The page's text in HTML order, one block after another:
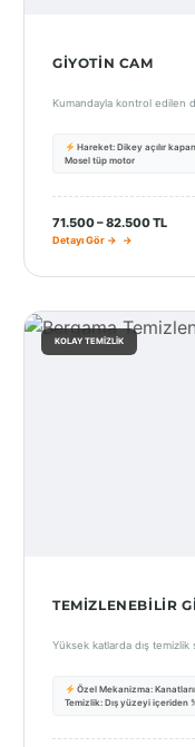
GIYOTIN CAM
Kumandayla kontrol edilen
Hareket: Dikey açılır
Mosel tüp motor
71.500 – 82.500 TL
Detayı Gör →
KOLAY TEMIZLIK
TEMIZLENEBILIR
Yüksek katlarda dış
Özel Mekanizma:
Temizlik: Dış yüzeyi içeriden